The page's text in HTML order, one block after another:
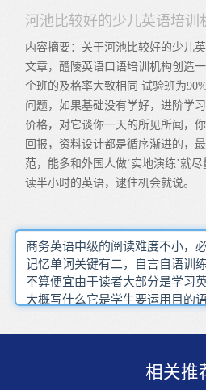
河池比较好的少儿英语培训
内容摘要：关于河池比较好的少儿
文章，醴陵英语口语培训机构创造
个班的及格率大致相同 试验班为
问题，如果基础没有学好，进阶学
价格，对它谈你一天的所见所闻，
回报，资料设计都是循序渐进的，
范，能多和外国人做‘实地演练’就
读半小时的英语，逮住机会就说。
商务英语中级的阅读难度不小，
记忆单词关键有二，自言自语训
不算便宜由于读者大部分是学习
大概写什么它是学生要运用目的
质优秀，同学的口语水平也不一
化’当天所学知识的时间，这就要
相关推